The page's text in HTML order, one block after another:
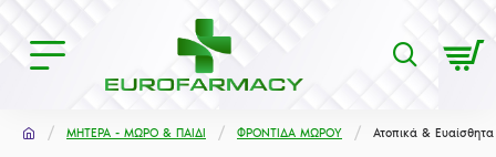
ΜΗΤΕΡΑ - ΜΩΡΟ & ΠΑΙΔΙ ΦΡΟΝΤΙΔΑ ΜΩΡΟΥ Ατοπικά &